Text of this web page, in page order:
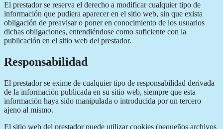
El prestador se reserva el derecho a modificar cualquier tipo de
información que pudiera aparecer en el sitio web, sin que exista
obligación de preavisar o poner en conocimiento de los usuarios
dichas obligaciones, entendiéndose como suficiente con la
publicación en el sitio web del prestador.
Responsabilidad
El prestador se exime de cualquier tipo de responsabilidad derivada
de la información publicada en su sitio web, siempre que esta
información haya sido manipulada o introducida por un tercero
ajeno al mismo.
El sitio web del prestador puede utilizar cookies (pequeños archivos